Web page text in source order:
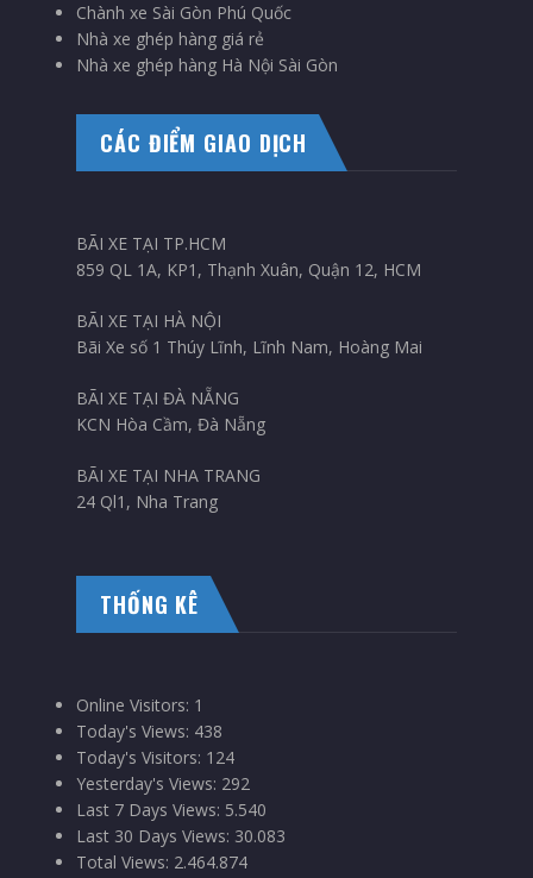
Chành xe Sài Gòn Phú Quốc
Nhà xe ghép hàng giá rẻ
Nhà xe ghép hàng Hà Nội Sài Gòn
CÁC ĐIỂM GIAO DỊCH
BÃI XE TẠI TP.HCM
859 QL 1A, KP1, Thạnh Xuân, Quận 12, HCM
BÃI XE TẠI HÀ NỘI
Bãi Xe số 1 Thúy Lĩnh, Lĩnh Nam, Hoàng Mai
BÃI XE TẠI ĐÀ NẴNG
KCN Hòa Cầm, Đà Nẵng
BÃI XE TẠI NHA TRANG
24 Ql1, Nha Trang
THỐNG KÊ
Online Visitors: 1
Today's Views: 438
Today's Visitors: 124
Yesterday's Views: 292
Last 7 Days Views: 5.540
Last 30 Days Views: 30.083
Total Views: 2.464.874